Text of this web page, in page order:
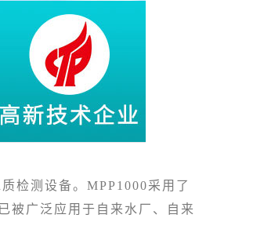
检测设备。MPP1000采用了
被广泛应用于自来水厂、自来